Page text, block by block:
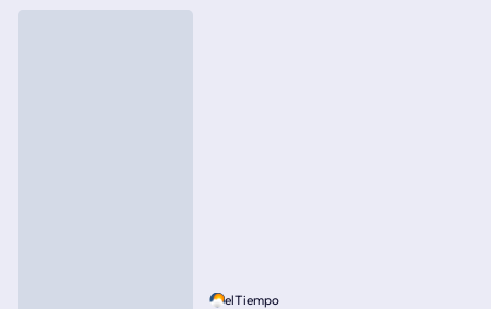
elTiempo